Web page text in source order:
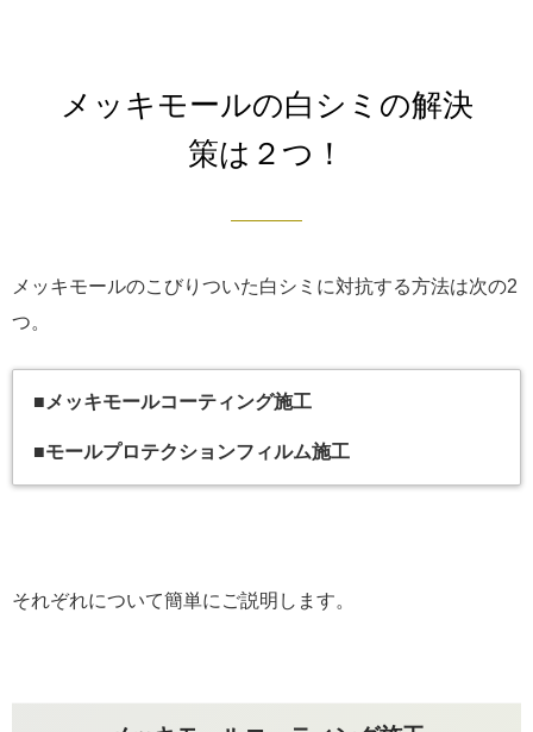
メッキモールの白シミの解決
策は２つ！
メッキモールのこびりついた白シミに対抗する方法は次の2
つ。
■メッキモールコーティング施工
■モールプロテクションフィルム施工
それぞれについて簡単にご説明します。